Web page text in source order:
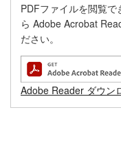
PDFファイルを閲覧
ら Adobe Acrobat
ださい。
Adobe Reader ダウン